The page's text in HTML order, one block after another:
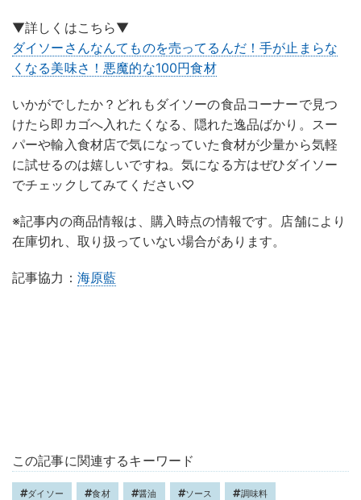
▼詳しくはこちら▼
ダイソーさんなんてものを売ってるんだ！手が止まらな
くなる美味さ！悪魔的な100円食材
いかがでしたか？どれもダイソーの食品コーナーで見つ
けたら即カゴへ入れたくなる、隠れた逸品ばかり。スー
パーや輸入食材店で気になっていた食材が少量から気軽
に試せるのは嬉しいですね。気になる方はぜひダイソー
でチェックしてみてください♡
※記事内の商品情報は、購入時点の情報です。店舗により
在庫切れ、取り扱っていない場合があります。
記事協力： 海原藍
この記事に関連するキーワード
ダイソー 食材 醤油 ソース 調味料